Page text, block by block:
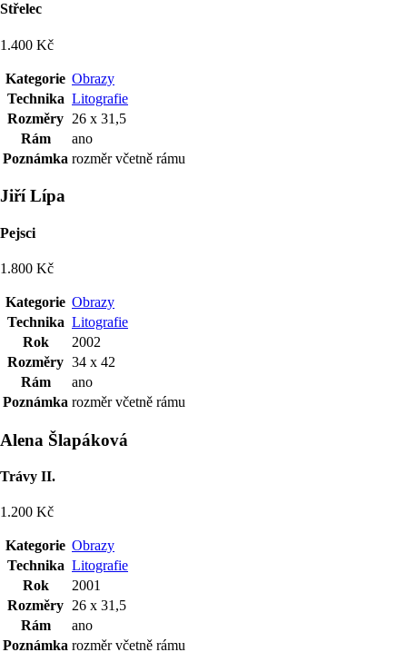
Střelec
1.400 Kč
Kategorie Obrazy
Technika Litografie
Rozměry 26 x 31,5
Rám
ano
Poznámka rozměr včetně rámu
Jiří Lípa
Pejsci
1.800 Kč
Kategorie Obrazy
Technika Litografie
Rok
2002
Rozměry 34 x 42
Rám
ano
Poznámka rozměr včetně rámu
Alena Šlapáková
Trávy II.
1.200 Kč
Kategorie Obrazy
Technika Litografie
Rok
2001
Rozměry 26 x 31,5
Rám
ano
Poznámka rozměr včetně rámu